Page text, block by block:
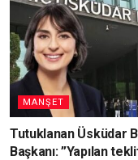
MANŞET
Tutuklanan Üsküdar
Başkanı: ”Yapılan